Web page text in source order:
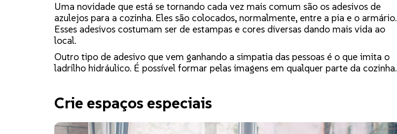
Uma novidade que está se tornando cada vez mais comum são os adesivos de
azulejos para a cozinha. Eles são colocados, normalmente, entre a pia e o armário.
Esses adesivos costumam ser de estampas e cores diversas dando mais vida ao
local.
Outro tipo de adesivo que vem ganhando a simpatia das pessoas é o que imita o
ladrilho hidráulico. É possível formar pelas imagens em qualquer parte da cozinha.
Crie espaços especiais